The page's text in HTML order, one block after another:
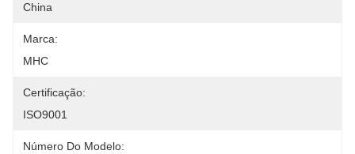
China
Marca:
MHC
Certificação:
ISO9001
Número Do Modelo: